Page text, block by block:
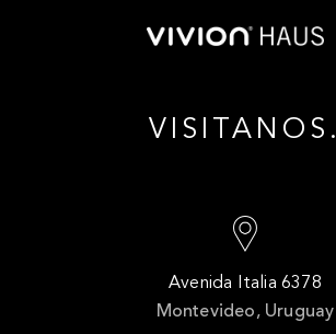
VISITANOS.
Avenida Italia 6378
Montevideo, Uruguay